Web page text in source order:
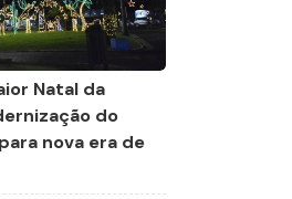
Natal da
do
nova era de